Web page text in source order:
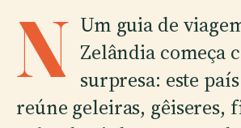
N Um guia de
Zelândia começa
surpresa: este
reúne geleiras, gêiseres,